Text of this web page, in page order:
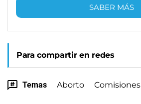
SABER MÁS
Para compartir en redes
Temas Aborto Comisiones